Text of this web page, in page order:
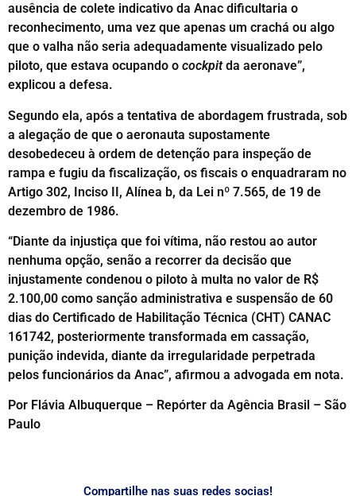
ausência de colete indicativo da Anac dificultaria o
reconhecimento, uma vez que apenas um crachá ou algo
que o valha não seria adequadamente visualizado pelo
piloto, que estava ocupando o cockpitda aeronave”,
explicou a defesa.
Segundo ela, após a tentativa de abordagem frustrada, sob
a alegação de que o aeronauta supostamente
desobedeceu à ordem de detenção para inspeção de
rampa e fugiu da fiscalização, os fiscais o enquadraram no
Artigo 302, Inciso II, Alínea b, da Lei nº 7.565, de 19 de
dezembro de 1986.
“Diante da injustiça que foi vítima, não restou ao autor
nenhuma opção, senão a recorrer da decisão que
injustamente condenou o piloto à multa no valor de R$
2.100,00 como sanção administrativa e suspensão de 60
dias do Certificado de Habilitação Técnica (CHT) CANAC
161742, posteriormente transformada em cassação,
punição indevida, diante da irregularidade perpetrada
pelos funcionários da Anac”, afirmou a advogada em nota.
Por Flávia Albuquerque – Repórter da Agência Brasil – São
Paulo
Compartilhe nas suas redes socias!